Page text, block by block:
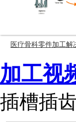
医疗骨科零件加工解
加工视
插槽插